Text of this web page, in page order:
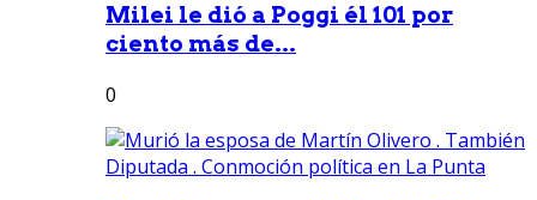
Milei le dió a Poggi él 101 por
ciento más de...
0